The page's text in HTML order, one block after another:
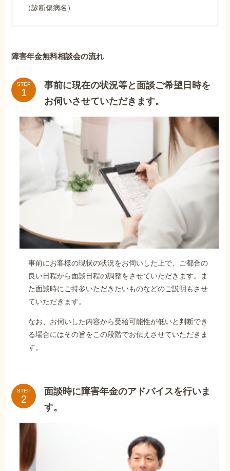
（診断傷病名）
障害年金無料相談会の流れ
STEP
事前に現在の状況等と面談ご希望日時を
お伺いさせていただきます。
事前にお客様の現状の状況をお伺いした上で、ご都合の
良い日程から面談日程の調整をさせていただきます。ま
た面談時にご持参いただきたいものなどのご説明もさせ
ていただきます。
なお、お伺いした内容から受給可能性が低いと判断でき
る場合にはその旨をこの段階でお伝えさせていただきま
す。
STEP
面談時に障害年金のアドバイスを行いま
す。